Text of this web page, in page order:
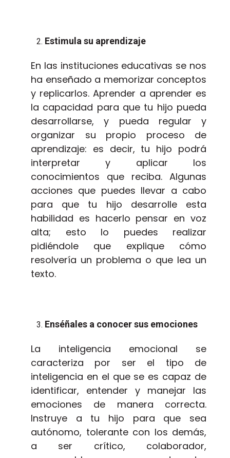
Estimula su aprendizaje
En las instituciones educativas se nos
ha enseñado a memorizar conceptos
y replicarlos. Aprender a aprender es
la capacidad para que tu hijo pueda
desarrollarse, y pueda regular y
organizar su propio proceso de
aprendizaje: es decir, tu hijo podrá
interpretar y aplicar los
conocimientos que reciba. Algunas
acciones que puedes llevar a cabo
para que tu hijo desarrolle esta
habilidad es hacerlo pensar en voz
alta; esto lo puedes realizar
pidiéndole que explique cómo
resolvería un problema o que lea un
texto.
Enséñales a conocer sus emociones
La inteligencia emocional se
caracteriza por ser el tipo de
inteligencia en el que se es capaz de
identificar, entender y manejar las
emociones de manera correcta.
Instruye a tu hijo para que sea
autónomo, tolerante con los demás,
a ser crítico, colaborador,